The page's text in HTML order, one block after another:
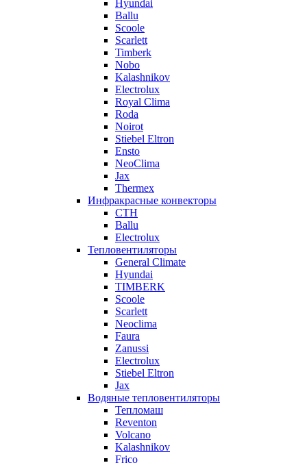
Hyundai
Ballu
Scoole
Scarlett
Timberk
Nobo
Kalashnikov
Electrolux
Royal Clima
Roda
Noirot
Stiebel Eltron
Ensto
NeoClima
Jax
Thermex
Инфракрасные конвекторы
CTH
Ballu
Electrolux
Тепловентиляторы
General Climate
Hyundai
TIMBERK
Scoole
Scarlett
Neoclima
Faura
Zanussi
Electrolux
Stiebel Eltron
Jax
Водяные тепловентиляторы
Тепломаш
Reventon
Volcano
Kalashnikov
Frico